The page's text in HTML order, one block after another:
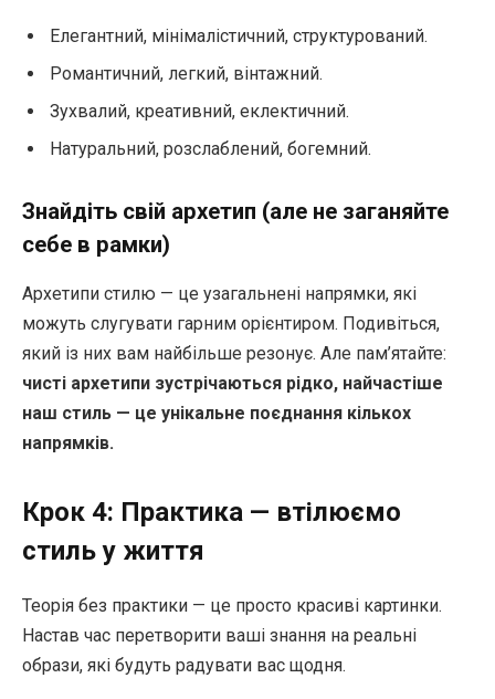
Елегантний, мінімалістичний, структурований.
Романтичний, легкий, вінтажний.
Зухвалий, креативний, еклектичний.
Натуральний, розслаблений, богемний.
Знайдіть свій архетип (але не заганяйте
себе в рамки)
Архетипи стилю — це узагальнені напрямки, які
можуть слугувати гарним орієнтиром. Подивіться,
який із них вам найбільше резонує. Але пам’ятайте:
чисті архетипи зустрічаються рідко, найчастіше
наш стиль — це унікальне поєднання кількох
напрямків.
Крок 4: Практика — втілюємо
стиль у життя
Теорія без практики — це просто красиві картинки.
Настав час перетворити ваші знання на реальні
образи, які будуть радувати вас щодня.